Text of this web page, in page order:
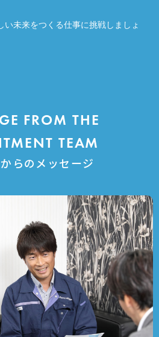
未来をつくる仕事に挑戦しましょ
FROM THE
TEAM
らのメッセージ